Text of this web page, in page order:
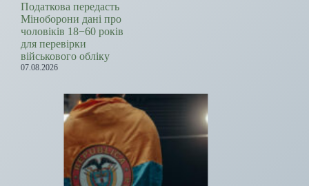
Податкова передасть
Міноборони дані про
чоловіків 18−60 років
для перевірки
військового обліку
07.08.2026